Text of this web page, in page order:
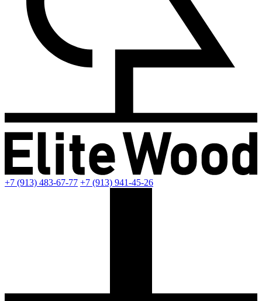
+7 (913) 483-67-77 +7 (913) 941-45-26